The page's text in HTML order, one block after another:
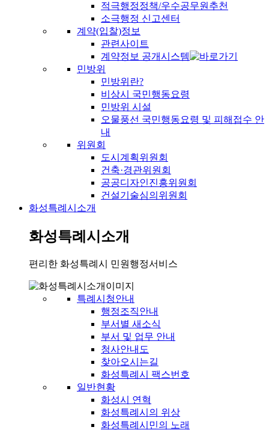
적극행정정책/우수공무원추천
소극행정 신고센터
계약(입찰)정보
관련사이트
계약정보 공개시스템
민방위
민방위란?
비상시 국민행동요령
민방위 시설
오물풍선 국민행동요령 및 피해접수 안
내
위원회
도시계획위원회
건축·경관위원회
공공디자인진흥위원회
건설기술심의위원회
화성특례시소개
화성특례시소개
편리한 화성특례시 민원행정서비스
특례시청안내
행정조직안내
부서별 새소식
부서 및 업무 안내
청사안내도
찾아오시는길
화성특례시 팩스번호
일반현황
화성시 연혁
화성특례시의 위상
화성특례시민의 노래